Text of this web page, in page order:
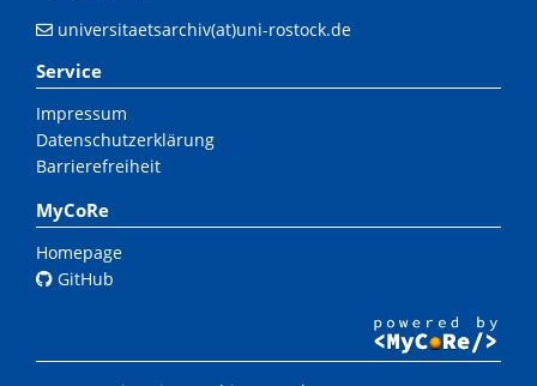
universitaetsarchiv(at)uni-rostock.de
Service
Impressum
Datenschutzerklärung
Barrierefreiheit
MyCoRe
Homepage
GitHub